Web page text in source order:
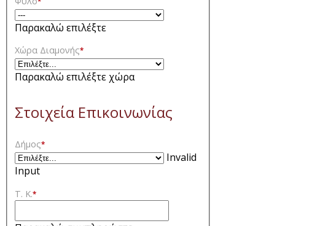
Παρακαλώ επιλέξτε
Χώρα Διαμονής*
Παρακαλώ επιλέξτε χώρα
Στοιχεία Επικοινωνίας
Δήμος*
Invalid
Input
Τ. Κ.*